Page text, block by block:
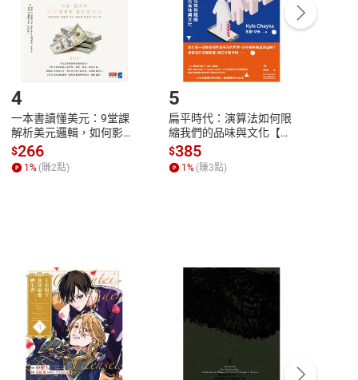
貨。
號，下載書籍後看書
客服資訊
4
一本書讀懂美元：9堂課
解析美元邏輯，如何影響
全球經濟和每個人的投資
【電子書】
$266
1% (賺2點)
5
扁平時代：演算法如何限
縮我們的品味與文化【電
子書】
$385
1% (賺3點)